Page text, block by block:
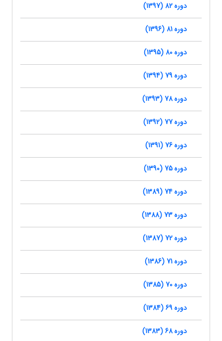
دوره 82 (1397)
دوره 81 (1396)
دوره 80 (1395)
دوره 79 (1394)
دوره 78 (1393)
دوره 77 (1392)
دوره 76 (1391)
دوره 75 (1390)
دوره 74 (1389)
دوره 73 (1388)
دوره 72 (1387)
دوره 71 (1386)
دوره 70 (1385)
دوره 69 (1384)
دوره 68 (1383)